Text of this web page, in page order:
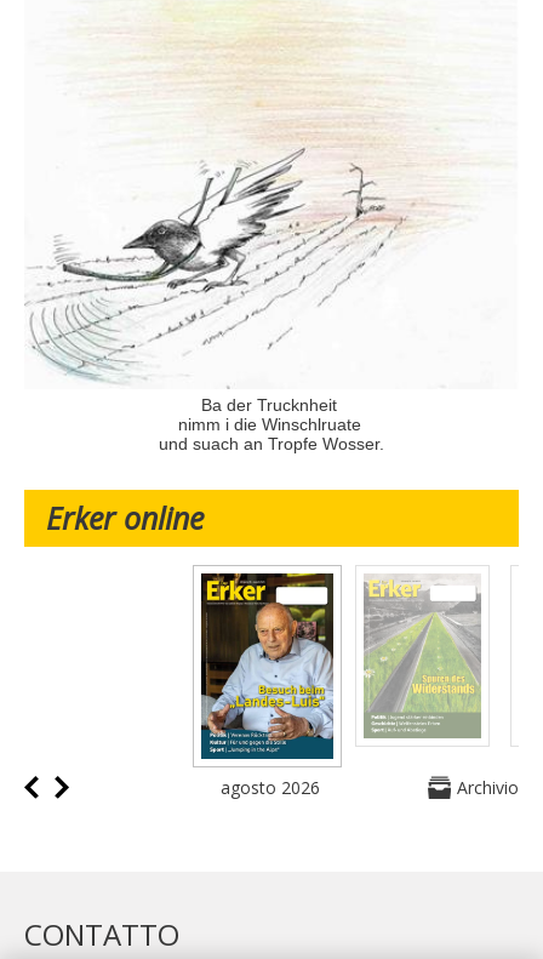
Ba der Trucknheit
nimm i die Winschlruate
und suach an Tropfe Wosser.
Erker online
agosto 2026 Archivio
CONTATTO